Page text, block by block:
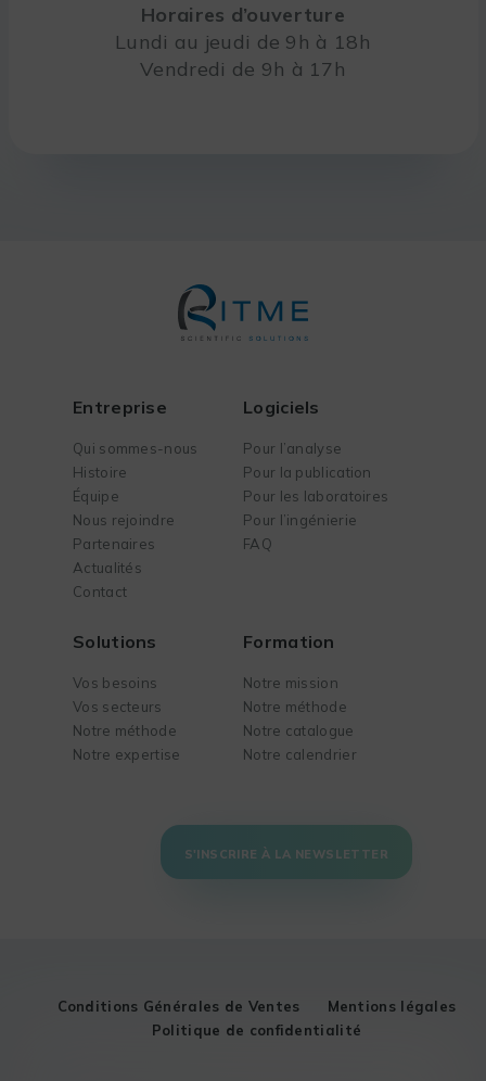
Horaires d’ouverture
Lundi au jeudi de 9h à 18h
Vendredi de 9h à 17h
Entreprise
Qui sommes-nous
Histoire
Équipe
Nous rejoindre
Partenaires
Actualités
Contact
Logiciels
Pour l’analyse
Pour la publication
Pour les laboratoires
Pour l’ingénierie
FAQ
Solutions
Vos besoins
Vos secteurs
Notre méthode
Notre expertise
Formation
Notre mission
Notre méthode
Notre catalogue
Notre calendrier
S'INSCRIRE À LA NEWSLETTER
Conditions Générales de Ventes
Mentions légales
Politique de confidentialité